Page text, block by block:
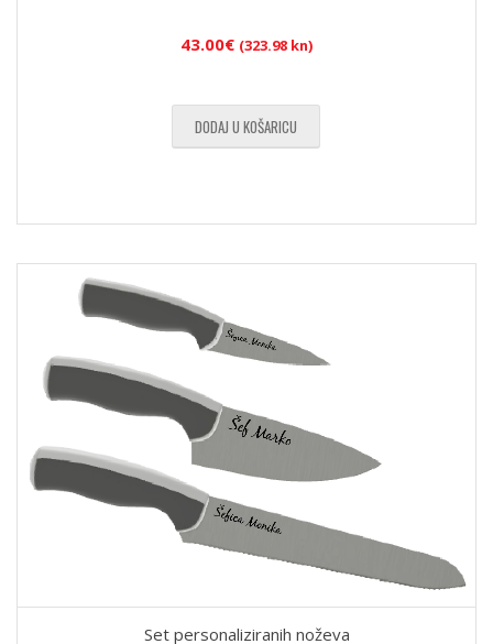
43.00€ (323.98 kn)
DODAJ U KOŠARICU
Set personaliziranih noževa